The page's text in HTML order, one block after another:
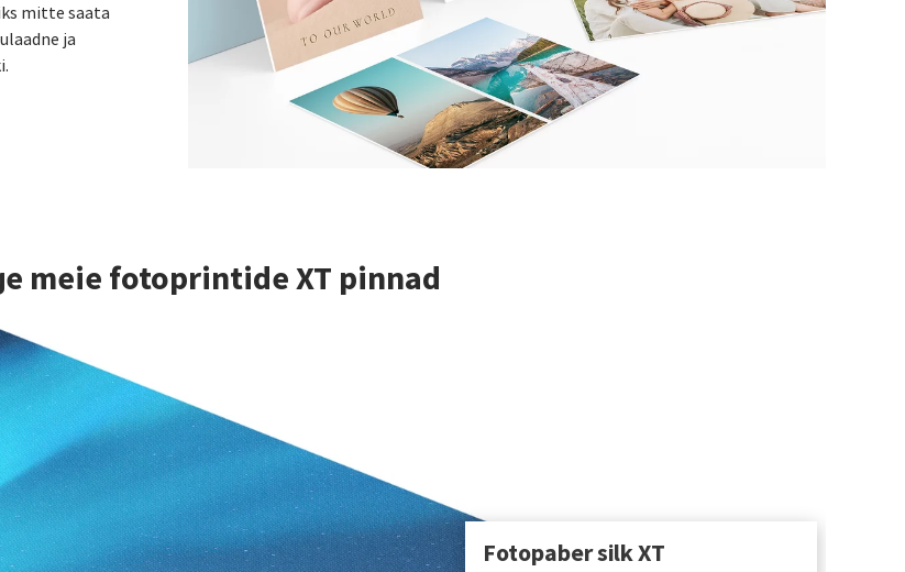
mitte saata
ja
meie fotoprintide XT pinnad
Fotopaber silk XT